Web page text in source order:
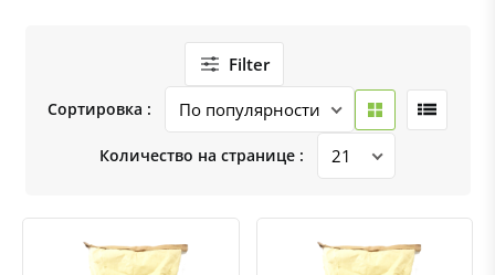
Filter
Сортировка :
Количество на странице :